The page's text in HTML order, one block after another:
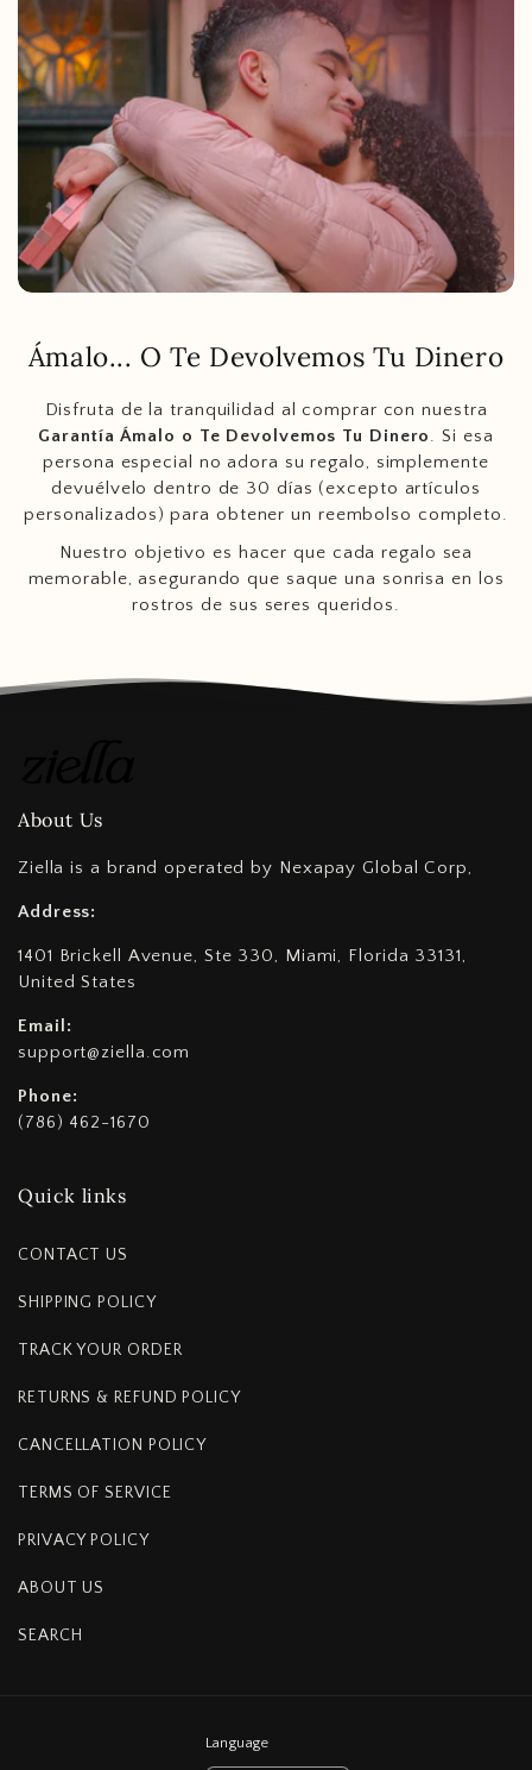
Ámalo... O Te Devolvemos Tu Dinero
Disfruta de la tranquilidad al comprar con nuestra
Garantía Ámalo o Te Devolvemos Tu Dinero. Si esa
persona especial no adora su regalo, simplemente
devuélvelo dentro de 30 días (excepto artículos
personalizados) para obtener un reembolso completo.
Nuestro objetivo es hacer que cada regalo sea
memorable, asegurando que saque una sonrisa en los
rostros de sus seres queridos.
About Us
Ziella is a brand operated by Nexapay Global Corp,
Address:
1401 Brickell Avenue, Ste 330, Miami, Florida 33131,
United States
Email:
support@ziella.com
Phone:
(786) 462-1670
Quick links
CONTACT US
SHIPPING POLICY
TRACK YOUR ORDER
RETURNS & REFUND POLICY
CANCELLATION POLICY
TERMS OF SERVICE
PRIVACY POLICY
ABOUT US
SEARCH
Language